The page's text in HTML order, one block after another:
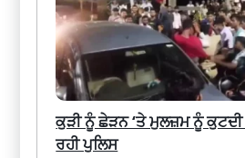
ਕੁੜੀ ਨੂੰ ਛੇੜਨ ‘ਤੇ ਮੁਲਜ਼ਮ ਨੂੰ ਕੁਟਦੀ
ਰਹੀ ਪੁਲਿਸ